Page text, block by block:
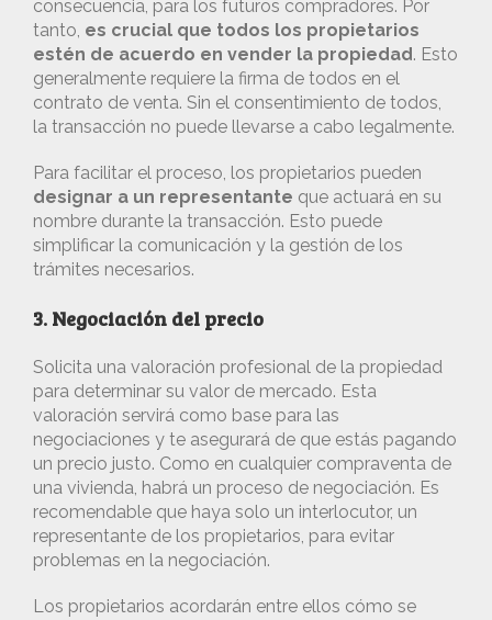
consecuencia, para los futuros compradores. Por
tanto, es crucial que todos los propietarios
estén de acuerdo en vender la propiedad. Esto
generalmente requiere la firma de todos en el
contrato de venta. Sin el consentimiento de todos,
la transacción no puede llevarse a cabo legalmente.
Para facilitar el proceso, los propietarios pueden
designar a un representante que actuará en su
nombre durante la transacción. Esto puede
simplificar la comunicación y la gestión de los
trámites necesarios.
3. Negociación del precio
Solicita una valoración profesional de la propiedad
para determinar su valor de mercado. Esta
valoración servirá como base para las
negociaciones y te asegurará de que estás pagando
un precio justo. Como en cualquier compraventa de
una vivienda, habrá un proceso de negociación. Es
recomendable que haya solo un interlocutor, un
representante de los propietarios, para evitar
problemas en la negociación.
Los propietarios acordarán entre ellos cómo se